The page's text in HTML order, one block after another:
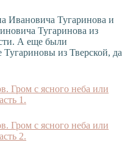
Ивановича Тугаринова и
Тугаринова из
А еще были
Тугариновы из Тверской, да
Гром с ясного неба или
1.
Гром с ясного неба или
2.